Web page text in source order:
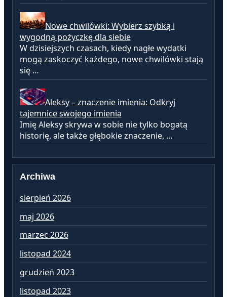
Nowe chwilówki: Wybierz szybką i
wygodną pożyczkę dla siebie
W dzisiejszych czasach, kiedy nagłe wydatki
mogą zaskoczyć każdego, nowe chwilówki stają
się …
Aleksy – znaczenie imienia: Odkryj
tajemnice swojego imienia
Imię Aleksy skrywa w sobie nie tylko bogatą
historię, ale także głębokie znaczenie, …
Archiwa
sierpień 2026
maj 2026
marzec 2026
listopad 2024
grudzień 2023
listopad 2023